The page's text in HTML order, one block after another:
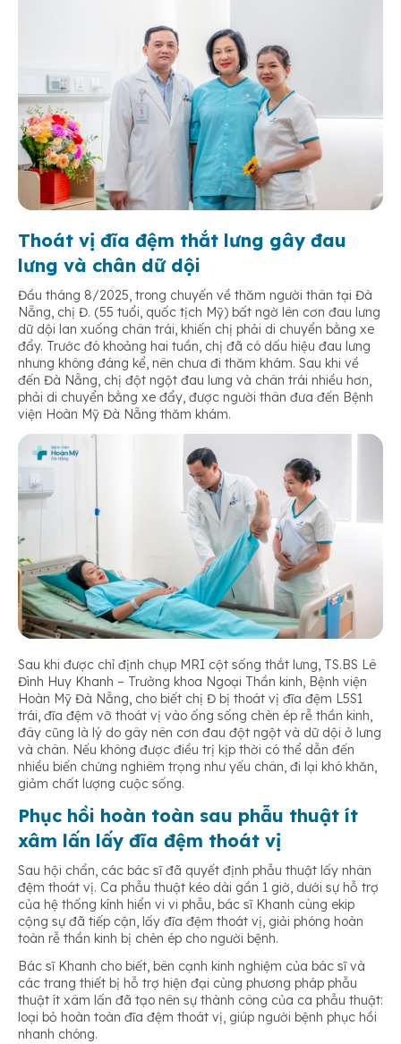
Thoát vị đĩa đệm thắt lưng gây đau
lưng và chân dữ dội
Đầu tháng 8/2025, trong chuyến về thăm người thân tại Đà
Nẵng, chị Đ. (55 tuổi, quốc tịch Mỹ) bất ngờ lên cơn đau lưng
dữ dội lan xuống chân trái, khiến chị phải di chuyển bằng xe
đẩy. Trước đó khoảng hai tuần, chị đã có dấu hiệu đau lưng
nhưng không đáng kể, nên chưa đi thăm khám. Sau khi về
đến Đà Nẵng, chị đột ngột đau lưng và chân trái nhiều hơn,
phải di chuyển bằng xe đẩy, được người thân đưa đến Bệnh
viện Hoàn Mỹ Đà Nẵng thăm khám.
Sau khi được chỉ định chụp MRI cột sống thắt lưng, TS.BS Lê
Đình Huy Khanh – Trưởng khoa Ngoại Thần kinh, Bệnh viện
Hoàn Mỹ Đà Nẵng, cho biết chị Đ bị thoát vị đĩa đệm L5S1
trái, đĩa đệm vỡ thoát vị vào ống sống chèn ép rễ thần kinh,
đây cũng là lý do gây nên cơn đau đột ngột và dữ dội ở lưng
và chân. Nếu không được điều trị kịp thời có thể dẫn đến
nhiều biến chứng nghiêm trọng như yếu chân, đi lại khó khăn,
giảm chất lượng cuộc sống.
Phục hồi hoàn toàn sau phẫu thuật ít
xâm lấn lấy đĩa đệm thoát vị
Sau hội chẩn, các bác sĩ đã quyết định phẫu thuật lấy nhân
đệm thoát vị. Ca phẫu thuật kéo dài gần 1 giờ, dưới sự hỗ trợ
của hệ thống kính hiển vi vi phẫu, bác sĩ Khanh cùng ekip
cộng sự đã tiếp cận, lấy đĩa đệm thoát vị, giải phóng hoàn
toàn rễ thần kinh bị chèn ép cho người bệnh.
Bác sĩ Khanh cho biết, bên cạnh kinh nghiệm của bác sĩ và
các trang thiết bị hỗ trợ hiện đại cùng phương pháp phẫu
thuật ít xâm lấn đã tạo nên sự thành công của ca phẫu thuật:
loại bỏ hoàn toàn đĩa đệm thoát vị, giúp người bệnh phục hồi
nhanh chóng.